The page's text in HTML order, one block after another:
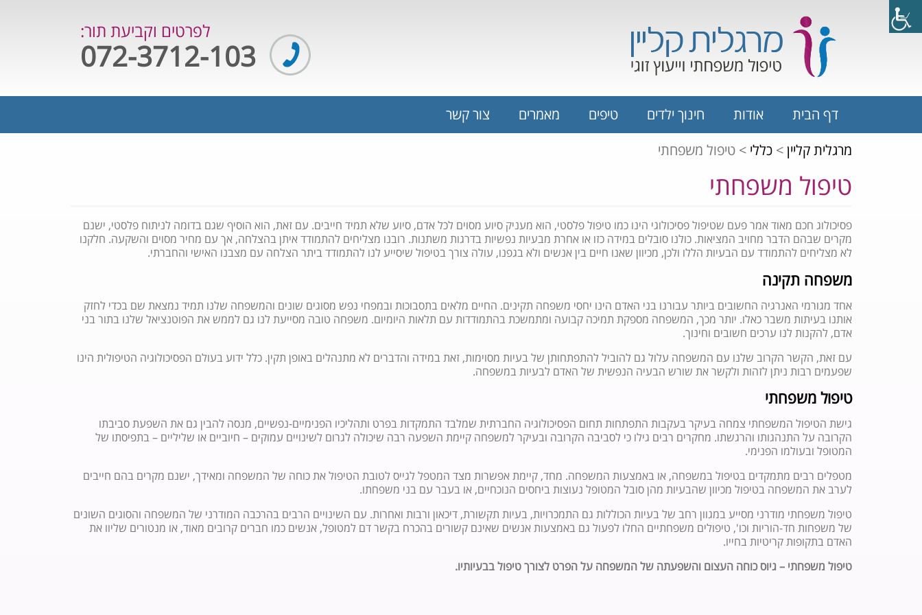
לפרטים וקביעת תור:
דף הבית אודות חינוך ילדים טיפים מאמרים
צור קשר
מרגלית קליין> כללי > טיפול משפחתי
טיפול משפחתי
פסיכולוג חכם מאוד אמר פעם שטיפול פסיכולוגי הינו כמו טיפול פלסטי, הוא מעניק סיוע מסוים לכל אדם, סיוע שלא תמיד חייבים. עם זאת, הוא הוסיף שגם בדומה לניתוח פלסטי, ישנם
מקרים שבהם הדבר מחויב המציאות. כולנו סובלים במידה כזו או אחרת מבעיות נפשיות בדרגות משתנות. רובנו מצליחים להתמודד איתן בהצלחה, אך עם מחיר מסוים והשקעה. חלקנו
לא מצליחים להתמודד עם הבעיות הללו ולכן, מכיוון שאנו חיים בין אנשים ולא בגפנו, עולה צורך בטיפול שיסייע לנו להתמודד ביתר הצלחה עם מצבנו האישי והחברתי.
משפחה תקינה
אחד מגורמי האנרגיה החשובים ביותר עבורנו בני האדם הינו יחסי משפחה תקינים. החיים מלאים בתסבוכות ובמפחי נפש מסוגים שונים והמשפחה שלנו תמיד נמצאת שם בכדי לחזק
אותנו בעיתות משבר כאלו. יותר מכך, המשפחה מספקת תמיכה קבועה ומתמשכת בהתמודדות עם תלאות היומיום. משפחה טובה מסייעת לנו גם לממש את הפוטנציאל שלנו בתור בני
אדם, להקנות לנו ערכים חשובים וחינוך.
עם זאת, הקשר הקרוב שלנו עם המשפחה עלול גם להוביל להתפתחותן של בעיות מסוימות, זאת במידה והדברים לא מתנהלים באופן תקין. כלל ידוע בעולם הפסיכולוגיה הטיפולית הינו
שפעמים רבות ניתן לזהות ולקשר את שורש הבעיה הנפשית של האדם לבעיות במשפחה.
טיפול משפחתי
גישת הטיפול המשפחתי צמחה בעיקר בעקבות התפתחות תחום הפסיכולוגיה החברתית שמלבד התמקדות בפרט ותהליכיו הפנימיים-נפשיים, מנסה להבין גם את השפעת סביבתו
הקרובה על התנהגותו והרגשתו. מחקרים רבים גילו כי לסביבה הקרובה ובעיקר למשפחה קיימת השפעה רבה שיכולה לגרום לשינויים עמוקים – חיוביים או שליליים – בתפיסתו של
המטופל ובעולמו הפנימי.
מטפלים רבים מתמקדים בטיפול במשפחה, או באמצעות המשפחה. מחד, קיימת אפשרות מצד המטפל לגייס לטובת הטיפול את כוחה של המשפחה ומאידך, ישנם מקרים בהם חייבים
לערב את המשפחה בטיפול מכיוון שהבעיות מהן סובל המטופל נעוצות ביחסים הנוכחיים, או בעבר עם בני משפחתו.
טיפול משפחתי מודרני מסייע במגוון רחב של בעיות הכוללות גם התמכרויות, בעיות תקשורת, דיכאון ורבות ואחרות. עם השינויים הרבים בהרכבה המודרני של המשפחה והסוגים השונים
של משפחות חד-הוריות וכו', טיפולים משפחתיים החלו לפעול גם באמצעות אנשים שאינם קשורים בהכרח בקשר דם למטופל, אנשים כמו חברים קרובים מאוד, או מנטורים שליוו את
האדם בתקופות קריטיות בחייו.
טיפול משפחתי – גיוס כוחה העצום והשפעתה של המשפחה על הפרט לצורך טיפול בבעיותיו.